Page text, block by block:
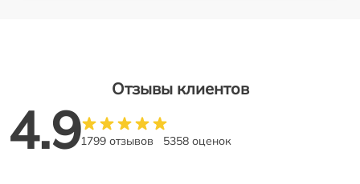
Отзывы клиентов
4.91799 отзывов 5358 оценок